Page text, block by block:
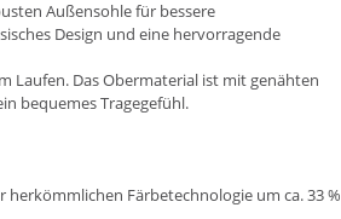
Außensohle für bessere
Design und eine hervorragende
Laufen. Das Obermaterial ist mit genähten
bequemes Tragegefühl.
Färbetechnologie um ca. 33 %